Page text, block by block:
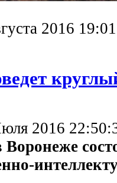
2016
2016
Воронеже